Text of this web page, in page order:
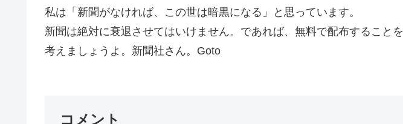
私は「新聞がなければ、この世は暗黒になる」と思っています。
新聞は絶対に衰退させてはいけません。であれば、無料で配布することを
考えましょうよ。新聞社さん。Goto
コメント